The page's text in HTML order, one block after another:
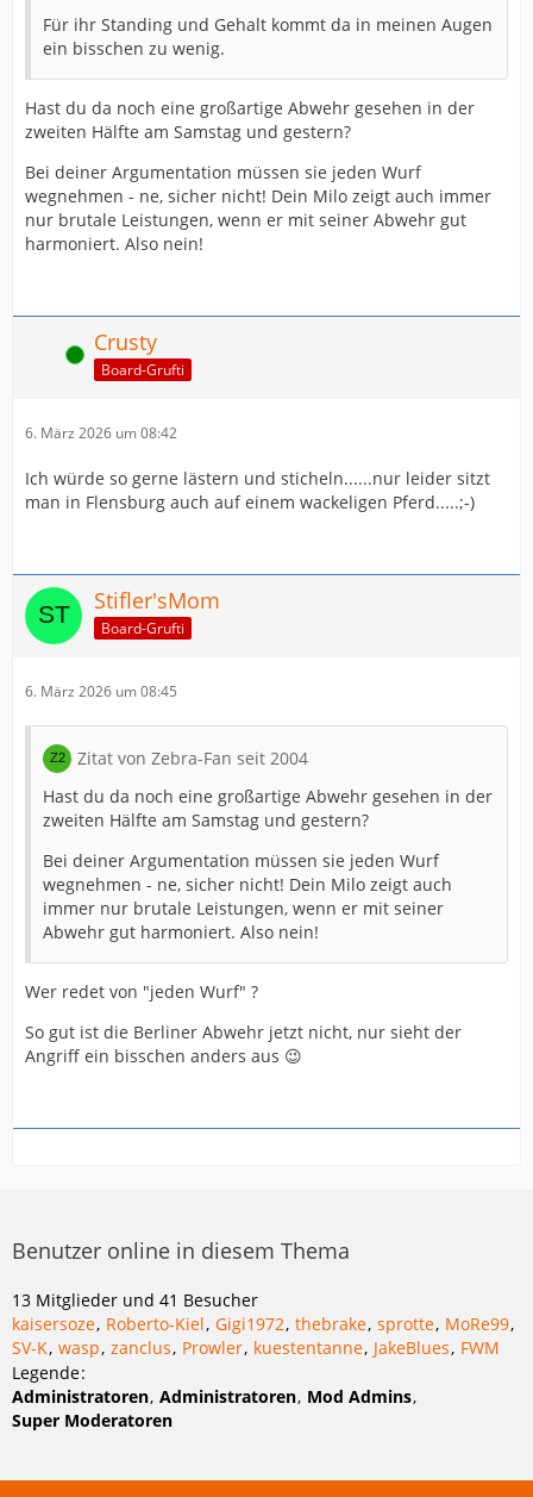
Für ihr Standing und Gehalt kommt da in meinen Augen
ein bisschen zu wenig.
Hast du da noch eine großartige Abwehr gesehen in der
zweiten Hälfte am Samstag und gestern?
Bei deiner Argumentation müssen sie jeden Wurf
wegnehmen - ne, sicher nicht! Dein Milo zeigt auch immer
nur brutale Leistungen, wenn er mit seiner Abwehr gut
harmoniert. Also nein!
Online Crusty
Board-Grufti
6. März 2026 um 08:42
Ich würde so gerne lästern und sticheln......nur leider sitzt
man in Flensburg auch auf einem wackeligen Pferd.....;-)
Stifler'sMom
Board-Grufti
6. März 2026 um 08:45
Zitat von Zebra-Fan seit 2004
Hast du da noch eine großartige Abwehr gesehen in der
zweiten Hälfte am Samstag und gestern?
Bei deiner Argumentation müssen sie jeden Wurf
wegnehmen - ne, sicher nicht! Dein Milo zeigt auch
immer nur brutale Leistungen, wenn er mit seiner
Abwehr gut harmoniert. Also nein!
Wer redet von "jeden Wurf" ?
So gut ist die Berliner Abwehr jetzt nicht, nur sieht der
Angriff ein bisschen anders aus 😉
Benutzer online in diesem Thema
13 Mitglieder und 41 Besucher
kaisersoze Roberto-Kiel Gigi1972 thebrake sprotte MoRe99
SV-K wasp zanclus Prowler kuestentanne JakeBlues FWM
Legende
Administratoren Administratoren Mod Admins
Super Moderatoren